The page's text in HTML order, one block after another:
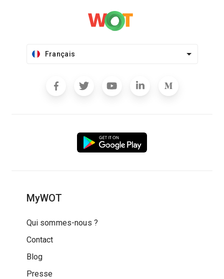
Français
MyWOT
Qui sommes-nous ?
Contact
Blog
Presse